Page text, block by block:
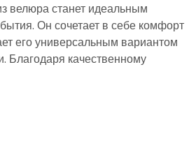
велюра станет идеальным
Он сочетает в себе комфорт
его универсальным вариантом
Благодаря качественному
себя уютно на